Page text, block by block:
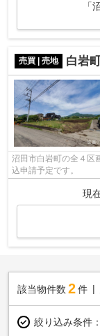
「
売買 | 売地 白岩
沼田市白岩町の全４区
込申請予定です。
現
該当物件数 2件
絞り込み条件：